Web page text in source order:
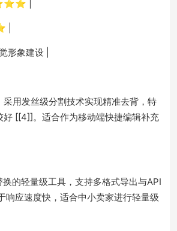
|
|
形象建设 |
用发丝级分割技术实现精准去背，特
好 [[4]]。适合作为移动端快捷编辑补充
的轻量级工具，支持多格式导出与API
响应速度快，适合中小卖家进行轻量级